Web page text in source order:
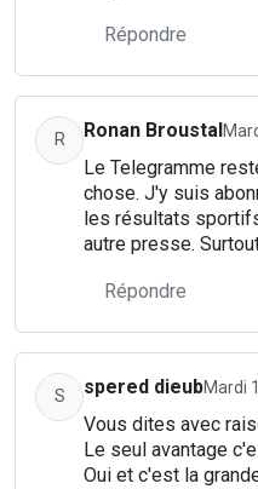
Répondre
R Ronan Broustal
Le Telegramme
chose. J'y suis
les résultats
autre presse.
Répondre
S spered dieubMardi
Vous dites avec
Le seul avantage
Oui et c'est la